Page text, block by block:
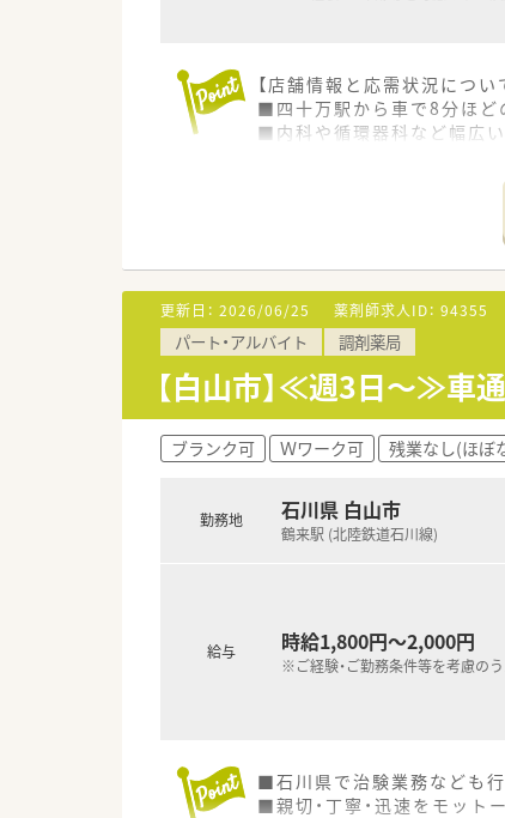
【店舗情報と応需状況につい
■四十万駅から車で8分ほど
■内科や循環器科など幅広
■欠員補充のため新たな仲
■患者様とのコミュニケー
■経験の有無を問わず、
【職場環境と雰囲気】
■「温かさ」「親切さ」「笑顔
■役職に関係なく自由に意
■社員の「こうしたい、あれ
【想定されるモデル年収】
■ご経験やご年齢を十分に
■年2回の賞与が支給される
更新日： 2026/06/25 薬剤師求人ID： 94355
パート・アルバイト 調剤薬局
【白山市】≪週3日～≫車
ブランク可 Ｗワーク可 残業なし(ほぼ
勤務地 石川県 白山市
鶴来駅 (北陸鉄道石川線)
給与 時給1,800円～2,000円
※ご経験・ご勤務条件等を考慮の
■石川県で治験業務なども行
■親切・丁寧・迅速をモット